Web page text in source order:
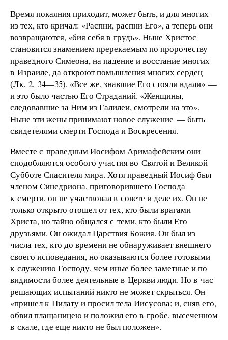
Время покаяния приходит, может быть, и для многих
из тех, кто кричал: «Распни, распни Его», а теперь они
возвращаются, «бия себя в грудь». Ныне Христос
становится знамением пререкаемым по пророчеству
праведного Симеона, на падение и восстание многих
в Израиле, да откроют помышления многих сердец
(Лк. 2, 34—35). «Все же, знавшие Его стояли вдали» —
и это было частью Его Страданий. «Женщины,
следовавшие за Ним из Галилеи, смотрели на это».
Ныне эти жены принимают новое служение — быть
свидетелями смерти Господа и Воскресения.
Вместе с праведным Иосифом Аримафейским они
сподобляются особого участия во Святой и Великой
Субботе Спасителя мира. Хотя праведный Иосиф был
членом Синедриона, приговорившего Господа
к смерти, он не участвовал в совете и деле их. Он не
только открыто отошел от тех, кто были врагами
Христа, но тайно общался с теми, кто были Его
друзьями. Он ожидал Царствия Божия. Он был из
числа тех, кто до времени не обнаруживает внешнего
своего исповедания, но оказываются более готовыми
к служению Господу, чем иные более заметные и по
видимости более деятельные в Церкви люди. Но в час
решающих испытаний никто не может скрыться. Он
«пришел к Пилату и просил тела Иисусова; и, сняв его,
обвил плащаницею и положил его в гробе, высеченном
в скале, где еще никто не был положен».